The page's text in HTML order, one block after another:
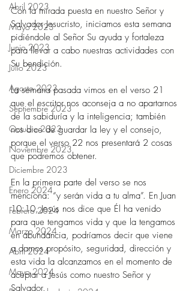
Abril 2023
Mayo 2023
Junio 2023
Julio 2023
Agosto 2023
Septiembre 2023
Octubre 2023
Noviembre 2023
Diciembre 2023
Enero 2024
Febrero 2024
Marzo 2024
Abril 2024
Mayo 2024
Con la mirada puesta en nuestro Señor y
Salvador Jesucristo, iniciamos esta semana
pidiéndole al Señor Su ayuda y fortaleza
para llevar a cabo nuestras actividades con
Su bendición.
La semana pasada vimos en el verso 21
que el escritor nos aconseja a no apartarnos
de la sabiduría y la inteligencia; también
nos dice de guardar la ley y el consejo,
porque el verso 22 nos presentará 2 cosas
que podremos obtener.
En la primera parte del verso se nos
menciona: “y serán vida a tu alma”. En Juan
10:10, Jesús nos dice que Él ha venido
para que tengamos vida y que la tengamos
en abundancia, podríamos decir que viene
a darnos propósito, seguridad, dirección y
esta vida la alcanzamos en el momento de
aceptar a Jesús como nuestro Señor y
Salvador.